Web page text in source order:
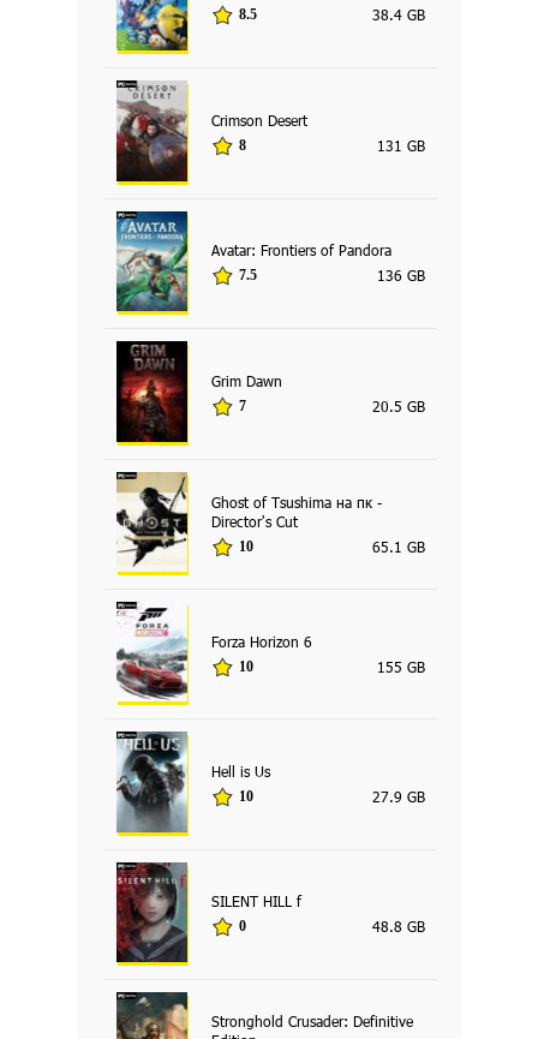
8.5 38.4 GB
Crimson Desert
8 131 GB
Avatar: Frontiers of Pandora
7.5 136 GB
Grim Dawn
7 20.5 GB
Ghost of Tsushima на пк -
Director's Cut
10 65.1 GB
Forza Horizon 6
10 155 GB
Hell is Us
10 27.9 GB
SILENT HILL f
0 48.8 GB
Stronghold Crusader: Definitive